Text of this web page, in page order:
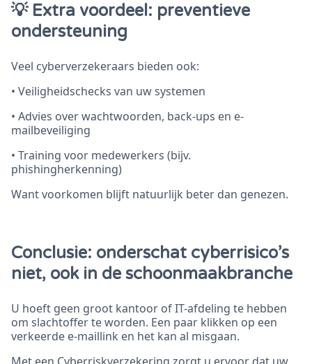
💡 Extra voordeel: preventieve
ondersteuning
Veel cyberverzekeraars bieden ook:
• Veiligheidschecks van uw systemen
• Advies over wachtwoorden, back-ups en e-
mailbeveiliging
• Training voor medewerkers (bijv.
phishingherkenning)
Want voorkomen blijft natuurlijk beter dan genezen.
Conclusie: onderschat cyberrisico’s
niet, ook in de schoonmaakbranche
U hoeft geen groot kantoor of IT-afdeling te hebben
om slachtoffer te worden. Een paar klikken op een
verkeerde e-maillink en het kan al misgaan.